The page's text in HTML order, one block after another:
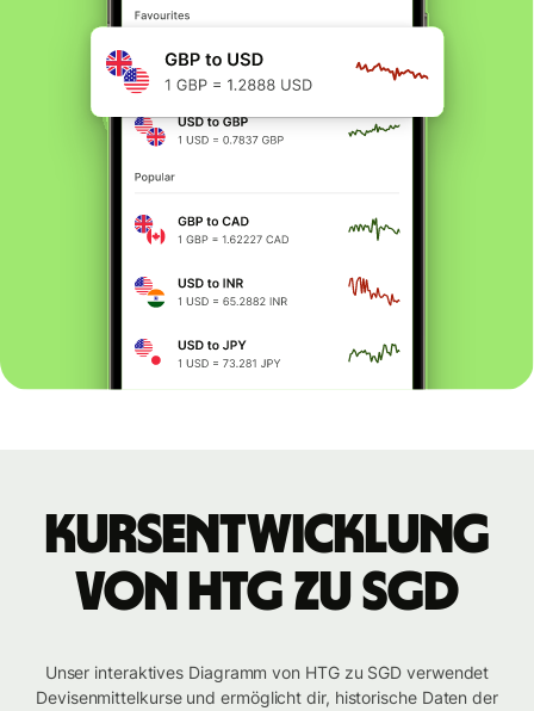
Kursentwicklung
von HTG zu SGD
Unser interaktives Diagramm von HTG zu SGD verwendet
Devisenmittelkurse und ermöglicht dir, historische Daten der